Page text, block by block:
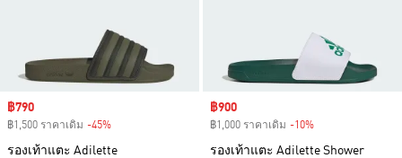
Sale price
฿790
฿1,500 ราคาเดิม -45%
รองเท้าแตะ Adilette
Sale price
฿900
฿1,000 ราคาเดิม -10%
รองเท้าแตะ Adilette Shower